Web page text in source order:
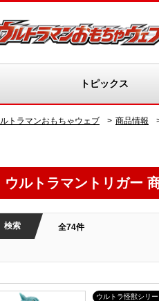
トピックス
トラマンおもちゃウェブ 商品情報
ウルトラマントリガー
検索 全74件
ウルトラ怪獣シリ